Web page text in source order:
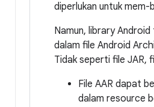
diperlukan untuk
Namun, library
dalam file Android
Tidak seperti file JAR,
File AAR dapat
dalam resource